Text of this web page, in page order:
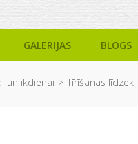
GALERIJAS BLOGS
un ikdienai Tīrīšanas līdzekļi